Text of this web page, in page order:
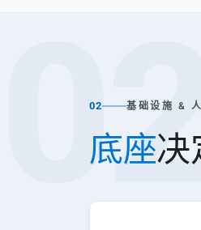
02 基础设施 &
底座决